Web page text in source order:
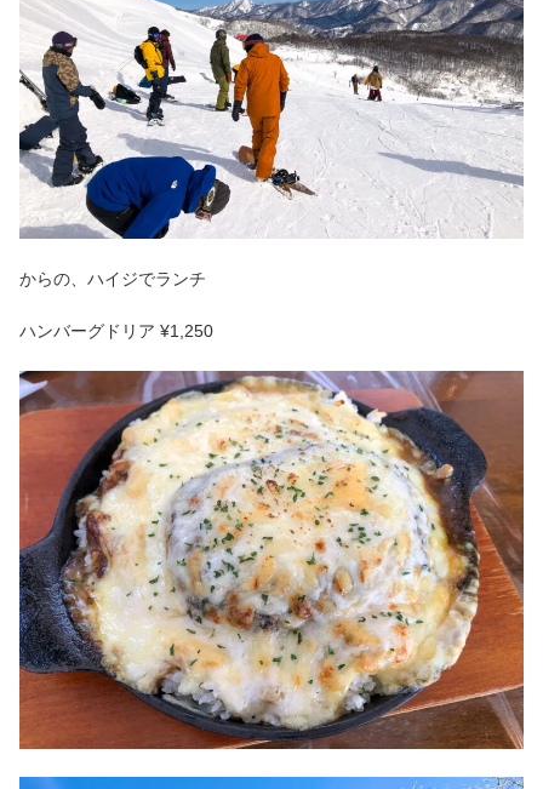
からの、ハイジでランチ
ハンバーグドリア ¥1,250